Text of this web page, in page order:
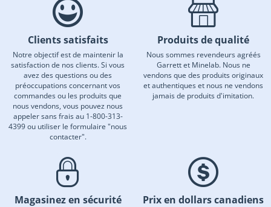
Clients satisfaits
Notre objectif est de maintenir la
satisfaction de nos clients. Si vous
avez des questions ou des
préoccupations concernant vos
commandes ou les produits que
nous vendons, vous pouvez nous
appeler sans frais au 1-800-313-
4399 ou utiliser le formulaire "nous
contacter".
Produits de qualité
Nous sommes revendeurs agréés
Garrett et Minelab. Nous ne
vendons que des produits originaux
et authentiques et nous ne vendons
jamais de produits d'imitation.
Magasinez en sécurité Prix en dollars canadiens